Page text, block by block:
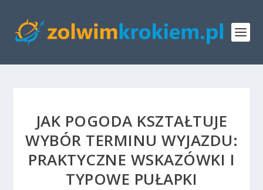
JAK POGODA KSZTAŁTUJE
WYBÓR TERMINU WYJAZDU:
PRAKTYCZNE WSKAZÓWKI I
TYPOWE PUŁAPKI